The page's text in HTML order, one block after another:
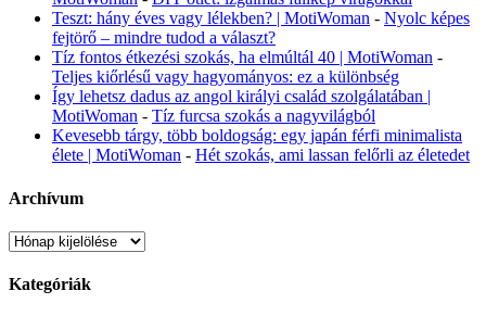
Teszt: hány éves vagy lélekben? | MotiWoman - Nyolc képes
fejtörő – mindre tudod a választ?
Tíz fontos étkezési szokás, ha elmúltál 40 | MotiWoman -
Teljes kiőrlésű vagy hagyományos: ez a különbség
Így lehetsz dadus az angol királyi család szolgálatában |
MotiWoman - Tíz furcsa szokás a nagyvilágból
Kevesebb tárgy, több boldogság: egy japán férfi minimalista
élete | MotiWoman - Hét szokás, ami lassan felőrli az életedet
Archívum
Archívum
Kategóriák